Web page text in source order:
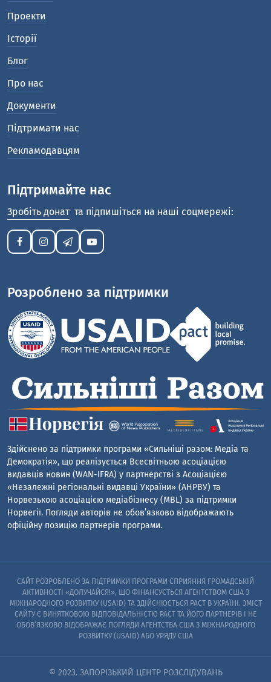
Проекти
Історії
Блог
Про нас
Документи
Підтримати нас
Рекламодавцям
Підтримайте нас
Зробіть донат та підпишіться на наші соцмережі:
Розроблено за підтримки
Здійснено за підтримки програми «Сильніші разом: Медіа та
Демократія», що реалізується Всесвітньою асоціацією
видавців новин (WAN-IFRA) у партнерстві з Асоціацією
«Незалежні регіональні видавці України» (АНРВУ) та
Норвезькою асоціацією медіабізнесу (MBL) за підтримки
Норвегії. Погляди авторів не обов’язково відображають
офіційну позицію партнерів програми.
САЙТ РОЗРОБЛЕНО ЗА ПІДТРИМКИ ПРОГРАМИ СПРИЯННЯ ГРОМАДСЬКІЙ
АКТИВНОСТІ «ДОЛУЧАЙСЯ!», ЩО ФІНАНСУЄТЬСЯ АГЕНТСТВОМ США З
МІЖНАРОДНОГО РОЗВИТКУ (USAID) ТА ЗДІЙСНЮЄТЬСЯ PACT В УКРАЇНІ. ЗМІСТ
САЙТУ Є ВИНЯТКОВОЮ ВІДПОВІДАЛЬНІСТЮ PACT ТА ЙОГО ПАРТНЕРІВ I НЕ
ОБОВ’ЯЗКОВО ВІДОБРАЖАЄ ПОГЛЯДИ АГЕНТСТВА США З МІЖНАРОДНОГО
РОЗВИТКУ (USAID) АБО УРЯДУ США
© 2023. ЗАПОРІЗЬКИЙ ЦЕНТР РОЗСЛІДУВАНЬ